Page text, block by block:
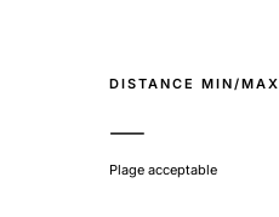
DISTANCE MIN/MAX
—
Plage acceptable